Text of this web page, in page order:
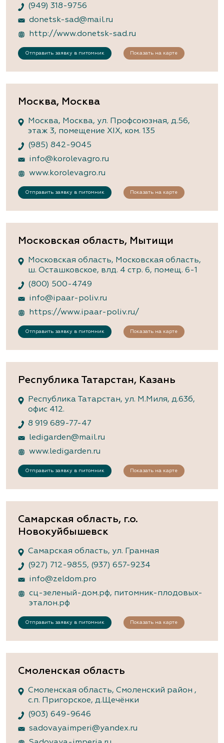
(949) 318-9756
donetsk-sad@mail.ru
http://www.donetsk-sad.ru
Отправить заявку в питомник Показать на карте
Москва, Москва
Москва, Москва, ул. Профсоюзная, д.56,
этаж 3, помещение XIX, ком. 135
(985) 842-9045
info@korolevagro.ru
www.korolevagro.ru
Отправить заявку в питомник Показать на карте
Московская область, Мытищи
Московская область, Московская область,
ш. Осташковское, влд. 4 стр. 6, помещ. 6-1
(800) 500-4749
info@ipaar-poliv.ru
https://www.ipaar-poliv.ru/
Отправить заявку в питомник Показать на карте
Республика Татарстан, Казань
Республика Татарстан, ул. М.Миля, д.63б,
офис 412.
8 919 689-77-47
ledigarden@mail.ru
www.ledigarden.ru
Отправить заявку в питомник Показать на карте
Самарская область, г.о.
Новокуйбышевск
Самарская область, ул. Гранная
(927) 712-9855, (937) 657-9234
info@zeldom.pro
сц-зеленый-дом.рф, питомник-плодовых-
эталон.рф
Отправить заявку в питомник Показать на карте
Смоленская область
Смоленская область, Смоленский район ,
с.п. Пригорское, д.Щечёнки
(903) 649-9646
sadovayaimperi@yandex.ru